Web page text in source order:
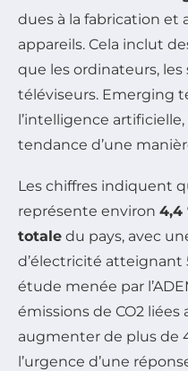
dues à la fabrication
appareils. Cela inclut
que les ordinateurs,
téléviseurs. Emerging
l’intelligence
tendance d’une
Les chiffres indiquent
représente environ 4,4
totale du pays, avec
d’électricité atteignant
étude menée par
émissions de CO2
augmenter de plus de
l’urgence d’une